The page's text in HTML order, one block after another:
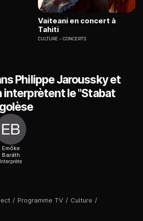
/ Programme TV / Culture /
Vaiteani en concert à
Tahiti
CULTURE CONCERTS
Philippe Jaroussky et
interprètent le "Stabat
Emőke
Baráth
Interprète